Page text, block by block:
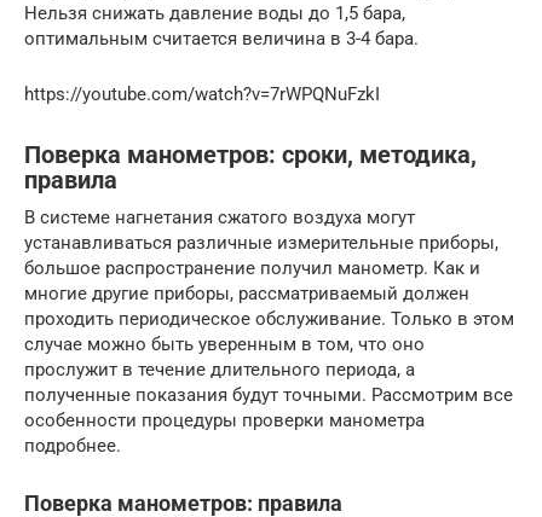
Нельзя снижать давление воды до 1,5 бара,
оптимальным считается величина в 3-4 бара.
https://youtube.com/watch?v=7rWPQNuFzkI
Поверка манометров: сроки, методика,
правила
В системе нагнетания сжатого воздуха могут
устанавливаться различные измерительные приборы,
большое распространение получил манометр. Как и
многие другие приборы, рассматриваемый должен
проходить периодическое обслуживание. Только в этом
случае можно быть уверенным в том, что оно
прослужит в течение длительного периода, а
полученные показания будут точными. Рассмотрим все
особенности процедуры проверки манометра
подробнее.
Поверка манометров: правила